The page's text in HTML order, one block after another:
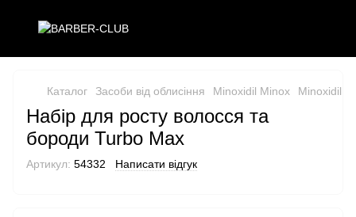
Каталог Засоби від облисіння Minoxidil Minox Minoxidil
Набір для росту волосся та
бороди Turbo Max
Артикул: 54332 Написати відгук